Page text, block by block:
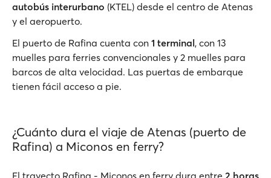
autobús interurbano (KTEL) desde el centro de Atenas
y el aeropuerto.
El puerto de Rafina cuenta con 1 terminal, con 13
muelles para ferries convencionales y 2 muelles para
barcos de alta velocidad. Las puertas de embarque
tienen fácil acceso a pie.
¿Cuánto dura el viaje de Atenas (puerto de
Rafina) a Miconos en ferry?
El trayecto Rafina - Miconos en ferry dura entre 2 horas